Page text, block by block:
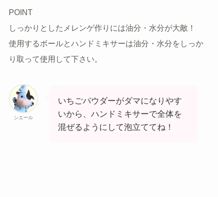
POINT
しっかりとしたメレンゲ作りには油分・水分が大敵！
使用するボールとハンドミキサーは油分・水分をしっか
り取って使用して下さい。
シエール
いちごパウダーがダマになりやす
いから、ハンドミキサーで全体を
混ぜるようにして泡立ててね！